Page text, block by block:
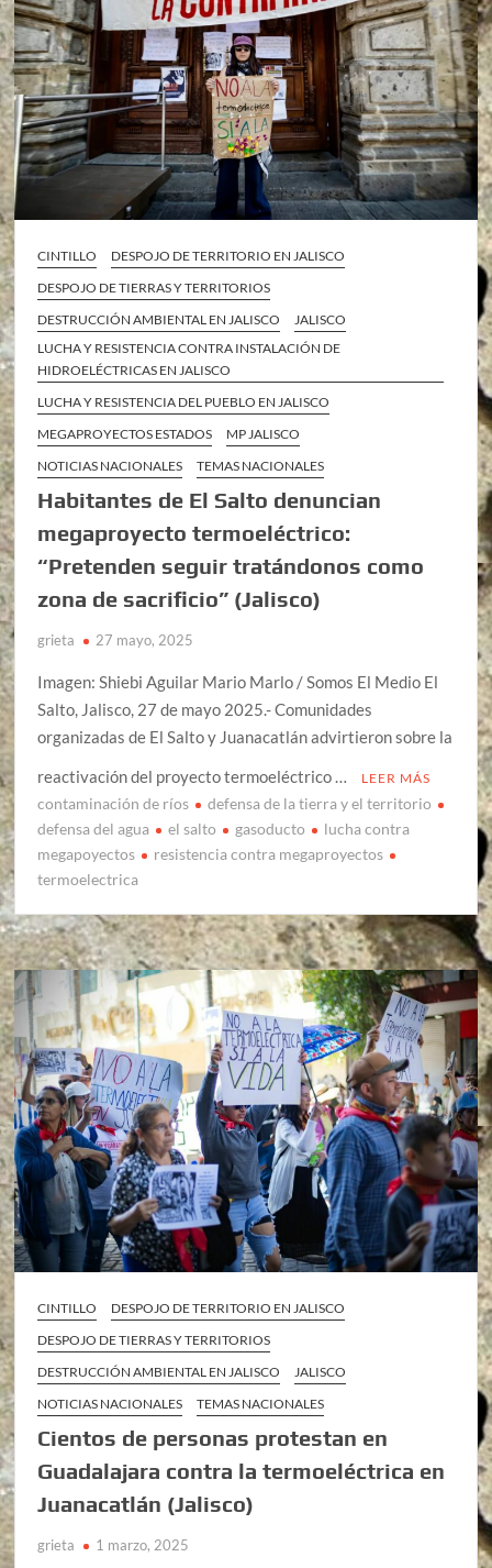
CINTILLO
DESPOJO DE TERRITORIO EN JALISCO
DESPOJO DE TIERRAS Y TERRITORIOS
DESTRUCCIÓN AMBIENTAL EN JALISCO
JALISCO
LUCHA Y RESISTENCIA CONTRA INSTALACIÓN DE
HIDROELÉCTRICAS EN JALISCO
LUCHA Y RESISTENCIA DEL PUEBLO EN JALISCO
MEGAPROYECTOS ESTADOS
MP JALISCO
NOTICIAS NACIONALES
TEMAS NACIONALES
Habitantes de El Salto denuncian
megaproyecto termoeléctrico:
“Pretenden seguir tratándonos como
zona de sacrificio” (Jalisco)
grieta 27 mayo, 2025
Imagen: Shiebi Aguilar Mario Marlo / Somos El Medio El
Salto, Jalisco, 27 de mayo 2025.- Comunidades
organizadas de El Salto y Juanacatlán advirtieron sobre la
reactivación del proyecto termoeléctrico …
LEER MÁS
contaminación de ríos
defensa de la tierra y el territorio
defensa del agua
el salto gasoducto
lucha contra
megapoyectos
resistencia contra megaproyectos
termoelectrica
CINTILLO
DESPOJO DE TERRITORIO EN JALISCO
DESPOJO DE TIERRAS Y TERRITORIOS
DESTRUCCIÓN AMBIENTAL EN JALISCO
JALISCO
NOTICIAS NACIONALES
TEMAS NACIONALES
Cientos de personas protestan en
Guadalajara contra la termoeléctrica en
Juanacatlán (Jalisco)
grieta 1 marzo, 2025